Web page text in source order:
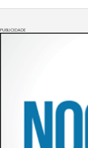
PUBLICIDADE